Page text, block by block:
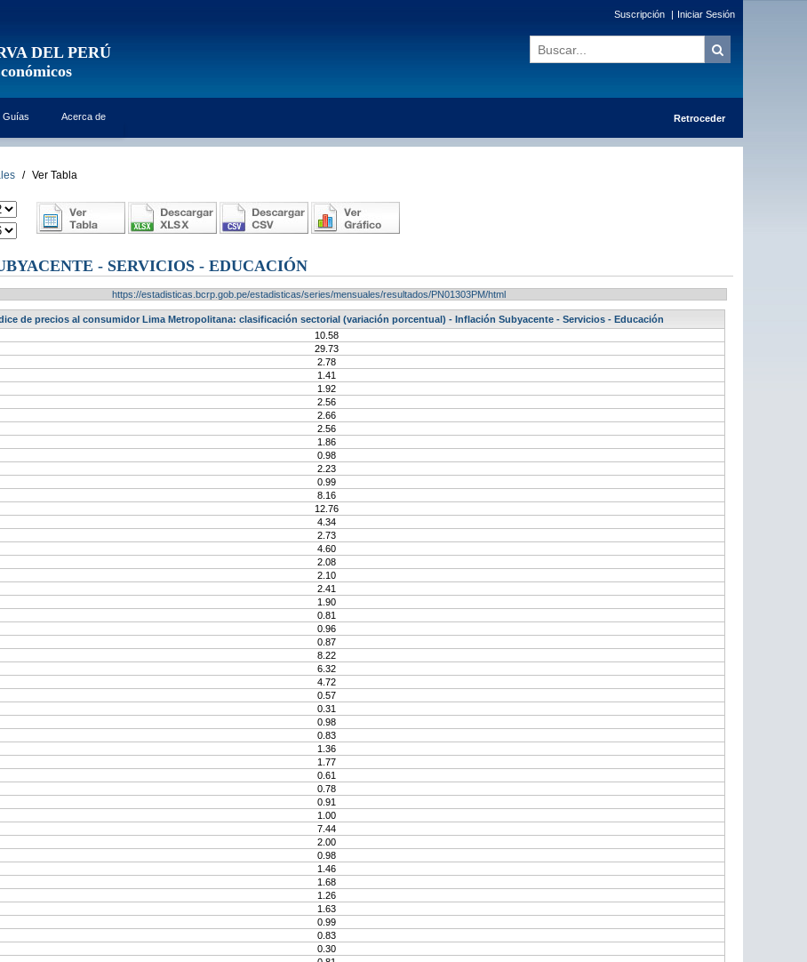
DEL PERÚ
Suscripción | Iniciar Sesión
Guías Acerca de Retroceder
/ Ver Tabla
- SERVICIOS - EDUCACIÓN
https://estadisticas.bcrp.gob.pe/estadisticas/series/mensuales/resultados/PN01303PM/html
de precios al consumidor Lima Metropolitana: clasificación sectorial (variación porcentual) - Inflación Subyacente - Servicios - Educación
10.58
29.73
2.78
1.41
1.92
2.56
2.66
2.56
1.86
0.98
2.23
0.99
8.16
12.76
4.34
2.73
4.60
2.08
2.10
2.41
1.90
0.81
0.96
0.87
8.22
6.32
4.72
0.57
0.31
0.98
0.83
1.36
1.77
0.61
0.78
0.91
1.00
7.44
2.00
0.98
1.46
1.68
1.26
1.63
0.99
0.83
0.30